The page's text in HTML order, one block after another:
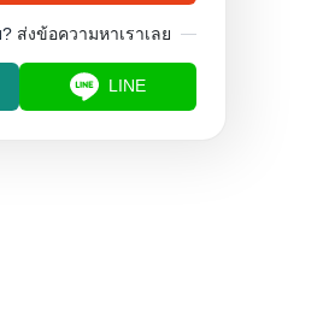
ส่งข้อความหาเราเลย
LINE